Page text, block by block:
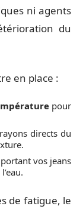
ni agents
du
en place :
pour
directs du
vos jeans
de fatigue, le